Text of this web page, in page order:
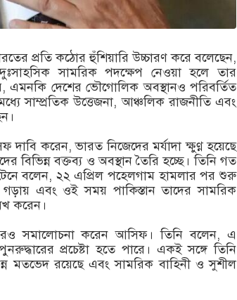
প্রতি কঠোর হুঁশিয়ারি উচ্চারণ করে বলেছেন,
সামরিক পদক্ষেপ নেওয়া হলে তার
দেশের ভৌগোলিক অবস্থানও পরিবর্তিত
সাম্প্রতিক উত্তেজনা, আঞ্চলিক রাজনীতি এবং
করেন, ভারত নিজেদের মর্যাদা ক্ষুণ্ণ হয়েছে
বিভিন্ন বক্তব্য ও অবস্থান তৈরি হচ্ছে। তিনি গত
টেনে বলেন, ২২ এপ্রিল পহেলগাম হামলার পর শুরু
গড়ায় এবং ওই সময় পাকিস্তান তাদের সামরিক
করেন।
সমালোচনা করেন আসিফ। তিনি বলেন, এ
প্রচেষ্টা হতে পারে। একই সঙ্গে তিনি
মতভেদ রয়েছে এবং সামরিক বাহিনী ও সুশীল